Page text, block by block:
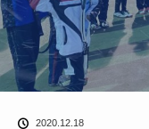
2020.12.18